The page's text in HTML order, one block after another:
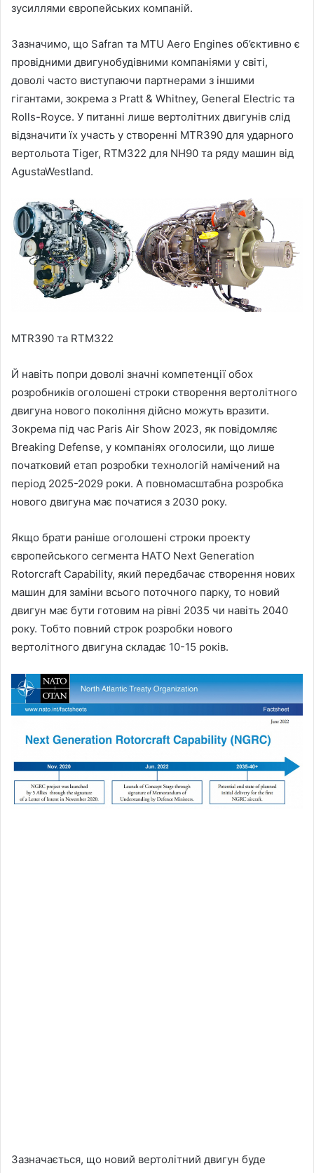
зусиллями європейських компаній.
Зазначимо, що Safran та MTU Aero Engines об’єктивно є
провідними двигунобудівними компаніями у світі,
доволі часто виступаючи партнерами з іншими
гігантами, зокрема з Pratt & Whitney, General Electric та
Rolls-Royce. У питанні лише вертолітних двигунів слід
відзначити їх участь у створенні MTR390 для ударного
вертольота Tiger, RTM322 для NH90 та ряду машин від
AgustaWestland.
MTR390 та RTM322
Й навіть попри доволі значні компетенції обох
розробників оголошені строки створення вертолітного
двигуна нового покоління дійсно можуть вразити.
Зокрема під час Paris Air Show 2023, як повідомляє
Breaking Defense, у компаніях оголосили, що лише
початковий етап розробки технологій намічений на
період 2025-2029 роки. А повномасштабна розробка
нового двигуна має початися з 2030 року.
Якщо брати раніше оголошені строки проекту
європейського сегмента НАТО Next Generation
Rotorcraft Capability, який передбачає створення нових
машин для заміни всього поточного парку, то новий
двигун має бути готовим на рівні 2035 чи навіть 2040
року. Тобто повний строк розробки нового
вертолітного двигуна складає 10-15 років.
Зазначається, що новий вертолітний двигун буде